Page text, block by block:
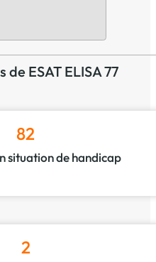
ESAT ELISA 77
82
situation de handicap
2